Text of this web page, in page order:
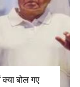
बोल गए